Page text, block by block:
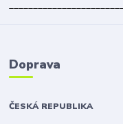
Doprava
ČESKÁ REPUBLIKA